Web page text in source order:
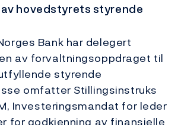
hovedstyrets styrende
Bank har delegert
av forvaltningsoppdraget til
styrende
omfatter Stillingsinstruks
Investeringsmandat for leder
for godkjenning av finansielle